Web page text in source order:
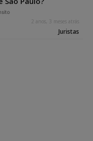
2 anos, 3 meses atrás
Juristas